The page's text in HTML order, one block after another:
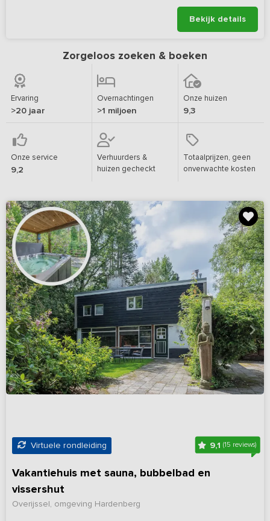
Bekijk details
Zorgeloos zoeken & boeken
Ervaring
>20 jaar
Overnachtingen
>1 miljoen
Onze huizen
9,3
Onze service
9,2
Verhuurders &
huizen gecheckt
Totaalprijzen, geen
onverwachte kosten
Virtuele rondleiding 9,1(15 reviews)
Vakantiehuis met sauna, bubbelbad en
vissershut
Overijssel, omgeving Hardenberg